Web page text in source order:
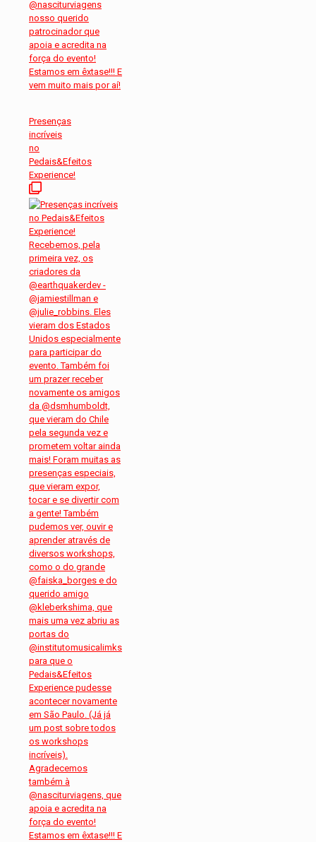
Presenças
incríveis
no
Pedais&Efeitos
Experience!